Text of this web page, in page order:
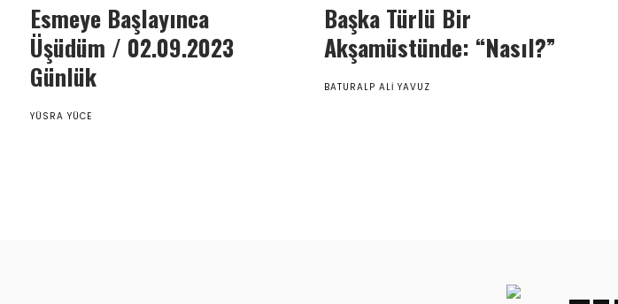
Esmeye Başlayınca
Üşüdüm / 02.09.2023
Günlük
YÜSRA YÜCE
Başka Türlü Bir
Akşamüstünde: “Nasıl?”
BATURALP ALI YAVUZ